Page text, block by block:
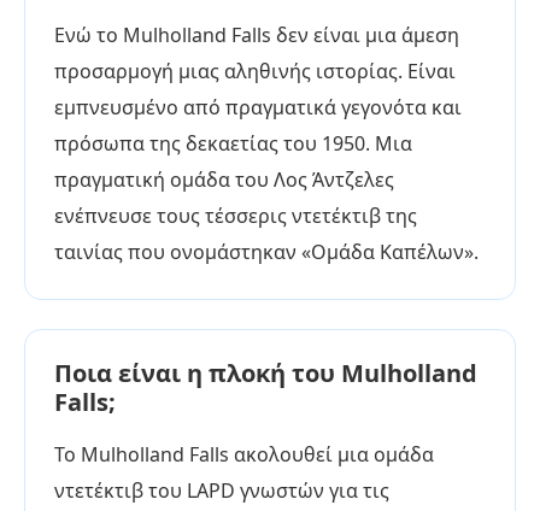
Ενώ το Mulholland Falls δεν είναι μια άμεση
προσαρμογή μιας αληθινής ιστορίας. Είναι
εμπνευσμένο από πραγματικά γεγονότα και
πρόσωπα της δεκαετίας του 1950. Μια
πραγματική ομάδα του Λος Άντζελες
ενέπνευσε τους τέσσερις ντετέκτιβ της
ταινίας που ονομάστηκαν «Ομάδα Καπέλων».
Ποια είναι η πλοκή του Mulholland
Falls;
Το Mulholland Falls ακολουθεί μια ομάδα
ντετέκτιβ του LAPD γνωστών για τις